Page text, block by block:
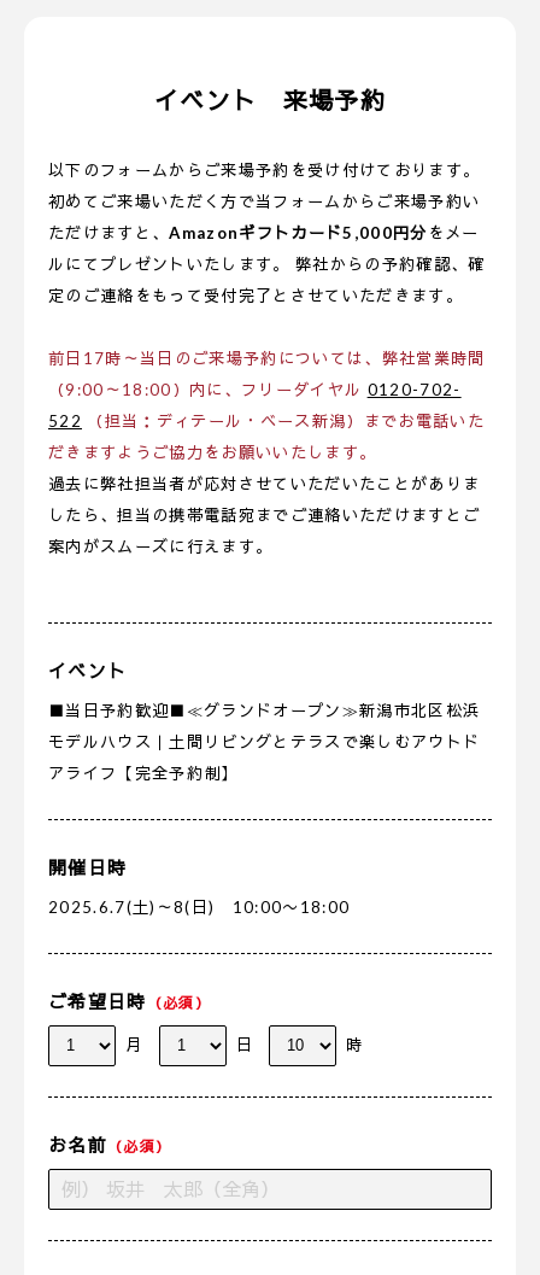
イベント 来場予約
以下のフォームからご来場予約を受け付けております。
初めてご来場いただく方で当フォームからご来場予約い
ただけますと、Amazonギフトカード5,000円分をメー
ルにてプレゼントいたします。 弊社からの予約確認、確
定のご連絡をもって受付完了とさせていただきます。
前日17時～当日のご来場予約については、弊社営業時間
（9:00～18:00）内に、フリーダイヤル 0120-702-
522
（担当：ディテール・ベース新潟）までお電話いた
だきますようご協力をお願いいたします。
過去に弊社担当者が応対させていただいたことがありま
したら、担当の携帯電話宛までご連絡いただけますとご
案内がスムーズに行えます。
イベント
■当日予約歓迎■≪グランドオープン≫新潟市北区松浜
モデルハウス｜土間リビングとテラスで楽しむアウトド
アライフ【完全予約制】
開催日時
2025.6.7(土)～8(日) 10:00〜18:00
ご希望日時 （必須）
月 日 時
お名前 （必須）